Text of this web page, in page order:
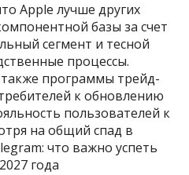
Apple лучше других
базы за счет
сегмент и тесной
процессы.
также программы трейд-
к обновлению
пользователей к
на общий спад в
что важно успеть
года